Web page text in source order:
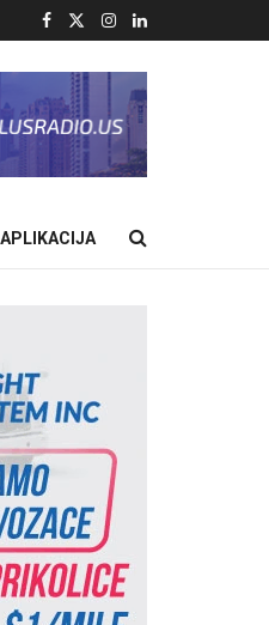
APLIKACIJA